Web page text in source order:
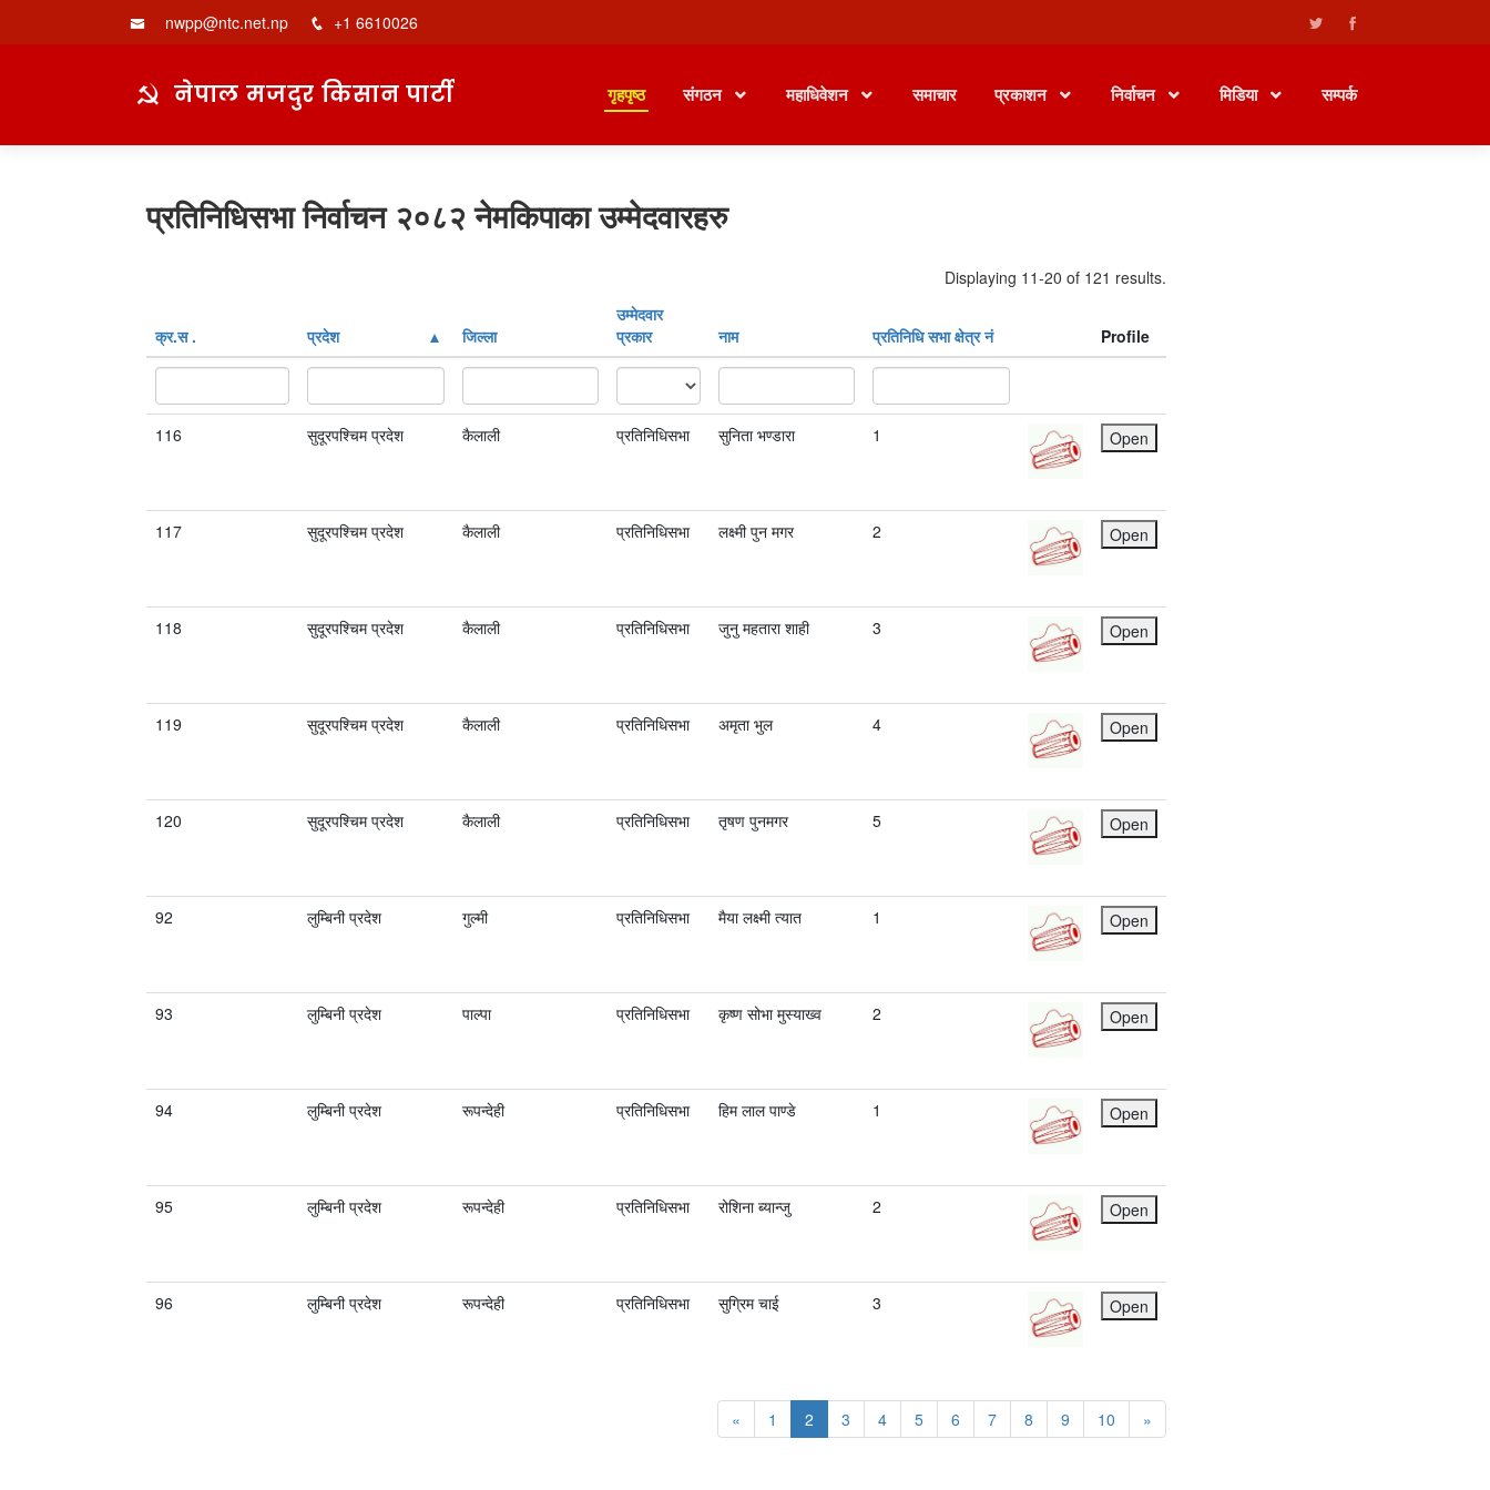
nwpp@ntc.net.np +1 6610026
नेपाल मजदुर किसान पार्टी गृहपृष्ठ संगठन महाधिवेशन समाचार प्रकाशन निर्वाचन मिडिया सम्पर्क
प्रतिनिधिसभा निर्वाचन २०८२ नेमकिपाका उम्मेदवारहरु
Displaying 11-20 of 121 results.
क्र‍.स‌ . प्रदेश जिल्ला
उम्मेदवार
प्रकार
नाम प्रतिनिधि सभा क्षेत्र नं Profile
116 सुदूरपश्चिम प्रदेश कैलाली प्रतिनिधिसभा सुनिता भण्डारा 1 Open
117 सुदूरपश्चिम प्रदेश कैलाली प्रतिनिधिसभा लक्ष्मी पुन मगर 2 Open
118 सुदूरपश्चिम प्रदेश कैलाली प्रतिनिधिसभा जुनु महतारा शाही 3 Open
119 सुदूरपश्चिम प्रदेश कैलाली प्रतिनिधिसभा अमृता भुल 4 Open
120 सुदूरपश्चिम प्रदेश कैलाली प्रतिनिधिसभा तृषण पुनमगर 5 Open
92 लुम्बिनी प्रदेश गुल्मी प्रतिनिधिसभा मैया लक्ष्मी त्यात 1 Open
93 लुम्बिनी प्रदेश पाल्पा प्रतिनिधिसभा कृष्ण सोभा मुस्याख्व 2 Open
94 लुम्बिनी प्रदेश रूपन्देही प्रतिनिधिसभा हिम लाल पाण्‍डे 1 Open
95 लुम्बिनी प्रदेश रूपन्देही प्रतिनिधिसभा रोशिना ब्यान्जु 2 Open
96 लुम्बिनी प्रदेश रूपन्देही प्रतिनिधिसभा सुग्रिम चाई 3 Open
« 1 2 3 4 5 6 7 8 9 10 »